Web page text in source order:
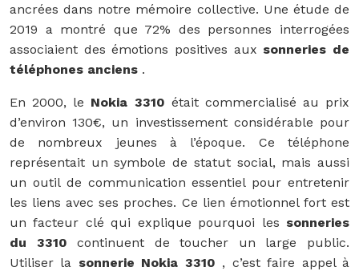
ancrées dans notre mémoire collective. Une étude de
2019 a montré que 72% des personnes interrogées
associaient des émotions positives aux sonneries de
téléphones anciens .
En 2000, le Nokia 3310 était commercialisé au prix
d’environ 130€, un investissement considérable pour
de nombreux jeunes à l’époque. Ce téléphone
représentait un symbole de statut social, mais aussi
un outil de communication essentiel pour entretenir
les liens avec ses proches. Ce lien émotionnel fort est
un facteur clé qui explique pourquoi les sonneries
du 3310continuent de toucher un large public.
Utiliser la sonnerie Nokia 3310 , c’est faire appel à